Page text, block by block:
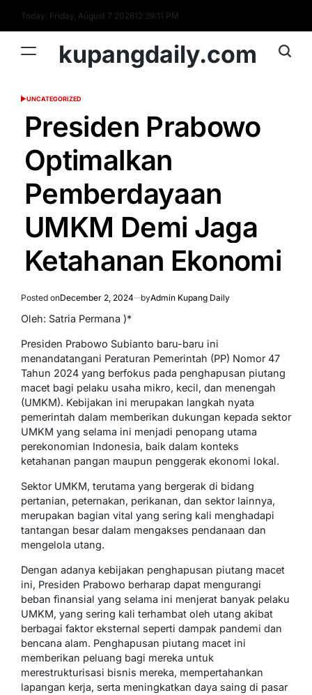
content
Today: Friday, August 7 202612:39:12 PM
kupangdaily.com
POSTED
UNCATEGORIZED
Presiden Prabowo
Optimalkan
Pemberdayaan
UMKM Demi Jaga
Ketahanan Ekonomi
Posted onDecember 2, 2024 byAdmin Kupang Daily
Oleh: Satria Permana )*
Presiden Prabowo Subianto baru-baru ini
menandatangani Peraturan Pemerintah (PP) Nomor 47
Tahun 2024 yang berfokus pada penghapusan piutang
macet bagi pelaku usaha mikro, kecil, dan menengah
(UMKM). Kebijakan ini merupakan langkah nyata
pemerintah dalam memberikan dukungan kepada sektor
UMKM yang selama ini menjadi penopang utama
perekonomian Indonesia, baik dalam konteks
ketahanan pangan maupun penggerak ekonomi lokal.
Sektor UMKM, terutama yang bergerak di bidang
pertanian, peternakan, perikanan, dan sektor lainnya,
merupakan bagian vital yang sering kali menghadapi
tantangan besar dalam mengakses pendanaan dan
mengelola utang.
Dengan adanya kebijakan penghapusan piutang macet
ini, Presiden Prabowo berharap dapat mengurangi
beban finansial yang selama ini menjerat banyak pelaku
UMKM, yang sering kali terhambat oleh utang akibat
berbagai faktor eksternal seperti dampak pandemi dan
bencana alam. Penghapusan piutang macet ini
memberikan peluang bagi mereka untuk
merestrukturisasi bisnis mereka, mempertahankan
lapangan kerja, serta meningkatkan daya saing di pasar